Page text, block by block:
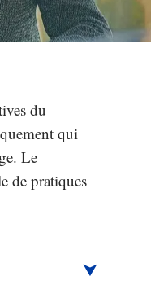
du
qui
Le
de pratiques